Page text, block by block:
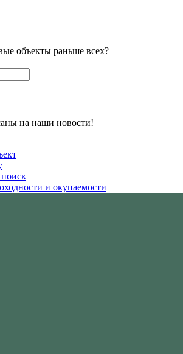
объекты раньше всех?
на наши новости!
и окупаемости